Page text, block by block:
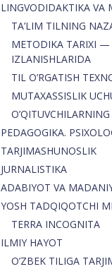
LINGVODIDAKTIKA VA
TA’LIM TILNING
METODIKA TARIXI
IZLANISHLARIDA
TIL O’RGATISH
MUTAXASSISLIK
PEDAGOGIKA.
TARJIMASHUNOSLIK
JURNALISTIKA
ADABIYOT VA
YOSH TADQIQOTCHI
TERRA INCOGNITA
ILMIY HAYOT
O’ZBEK TILIGA